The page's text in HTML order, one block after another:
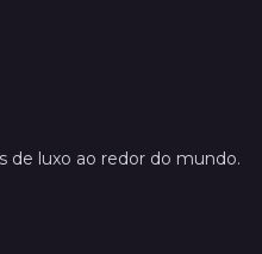
de luxo ao redor do mundo.